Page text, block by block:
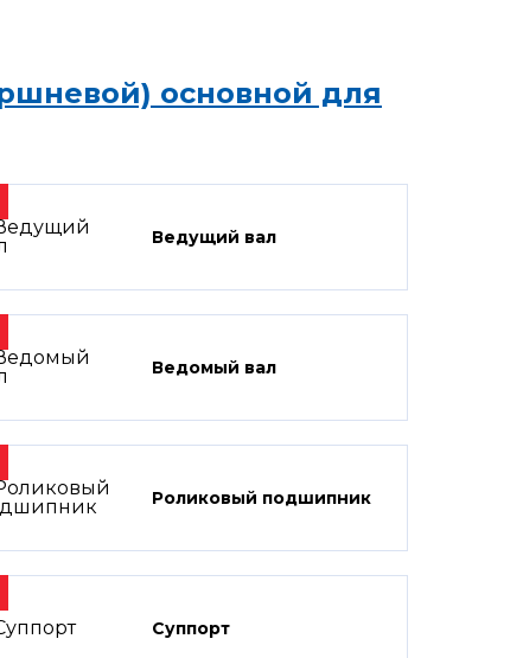
основной для
Ведущий вал
Ведомый вал
Роликовый подшипник
Суппорт